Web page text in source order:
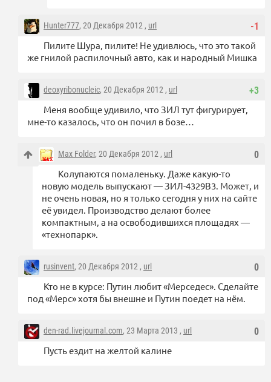
-1
Hunter777, 20 Декабря 2012 , url
Пилите Шура, пилите! Не удивлюcь, что это такой
же гнилой распилочный авто, как и народный Мишка
+3
deoxyribonucleic, 20 Декабря 2012 , url
Меня вообще удивило, что ЗИЛ тут фигурирует,
мне-то казалось, что он почил в бозе…
0
Max Folder, 20 Декабря 2012 , url
Колупаются помаленьку. Даже какую-то
новую модель выпускают — ЗИЛ-4329В3. Может, и
не очень новая, но я только сегодня у них на сайте
её увидел. Производство делают более
компактным, а на освободившихся площадях —
«технопарк».
0
rusinvent, 20 Декабря 2012 , url
Кто не в курсе: Путин любит «Мерседес». Сделайте
под «Мерс» хотя бы внешне и Путин поедет на нём.
0
den-rad.livejournal.com, 23 Марта 2013 , url
Пусть ездит на желтой калине